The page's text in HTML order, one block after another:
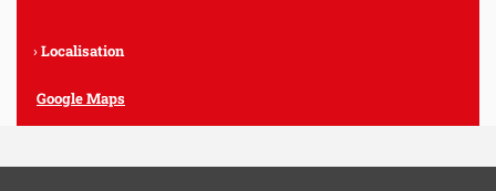
Localisation
Google Maps